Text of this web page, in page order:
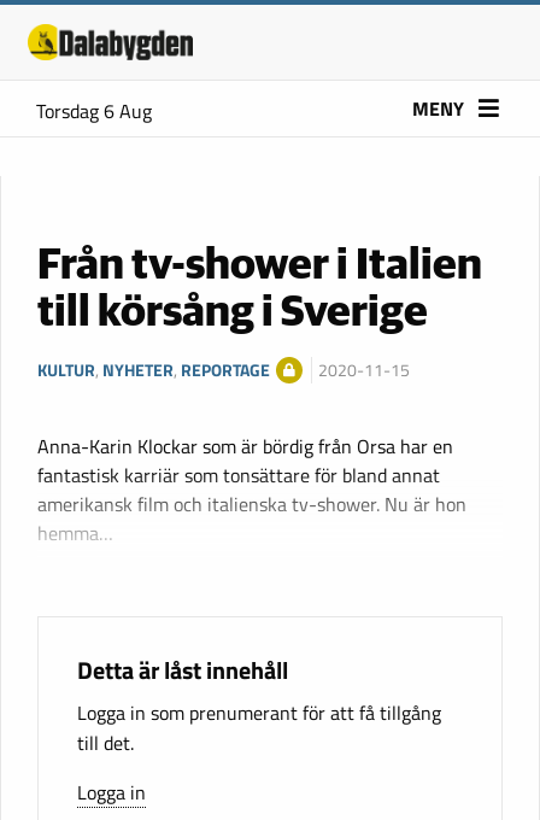
Torsdag 6 Aug MENY
Från tv-shower i Italien
till körsång i Sverige
KULTUR, NYHETER, REPORTAGE 2020-11-15
Anna-Karin Klockar som är bördig från Orsa har en
fantastisk karriär som tonsättare för bland annat
amerikansk film och italienska tv-shower. Nu är hon
hemma…
Detta är låst innehåll
Logga in som prenumerant för att få tillgång
till det.
Logga in